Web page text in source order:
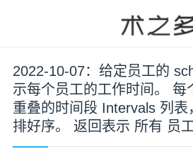
2022-10-07：给定员工的
示每个员工的工作时间。 每
重叠的时间段 Intervals 列表
排好序。 返回表示 所有 员